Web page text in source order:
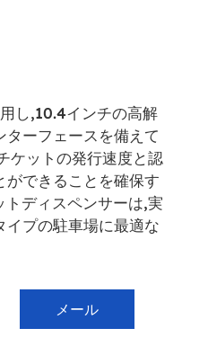
し,10.4インチの高解
ーフェースを備えて
ケットの発行速度と認
できることを確保す
ディスペンサーは,実
イプの駐車場に最適な
メール